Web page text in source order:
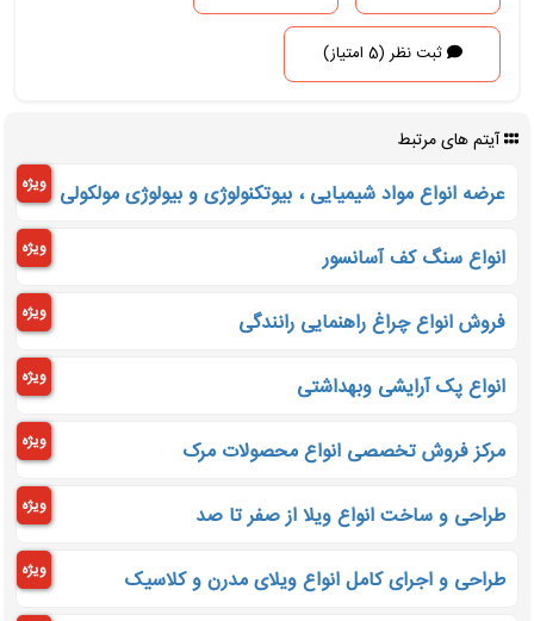
ثبت نظر (5 امتیاز)
آیتم های مرتبط
عرضه انواع مواد شیمیایی ، بیوتکنولوژی و بیولوژی مولکولی ویژه
انواع سنگ کف آسانسور ویژه
فروش انواع چراغ راهنمایی رانندگی ویژه
انواع پک آرایشی وبهداشتی ویژه
مرکز فروش تخصصی انواع محصولات مرک ویژه
طراحی و ساخت انواع ویلا از صفر تا صد ویژه
طراحی و اجرای کامل انواع ویلای مدرن و کلاسیک ویژه